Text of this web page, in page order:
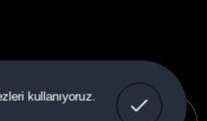
kullanıyoruz.
Anladım!